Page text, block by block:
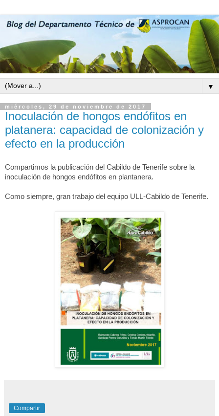
▼
miércoles, 29 de noviembre de 2017
Inoculación de hongos endófitos en
platanera: capacidad de colonización y
efecto en la producción
Compartimos la publicación del Cabildo de Tenerife sobre la
inoculación de hongos endófitos en plantanera.
Como siempre, gran trabajo del equipo ULL-Cabildo de Tenerife.
Compartir